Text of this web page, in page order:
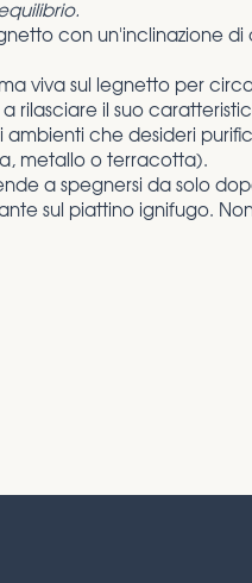
con un'inclinazione
viva sul legnetto per
rilasciare il suo
ambienti che desideri
metallo o terracotta).
a spegnersi da solo
sul piattino ignifugo.